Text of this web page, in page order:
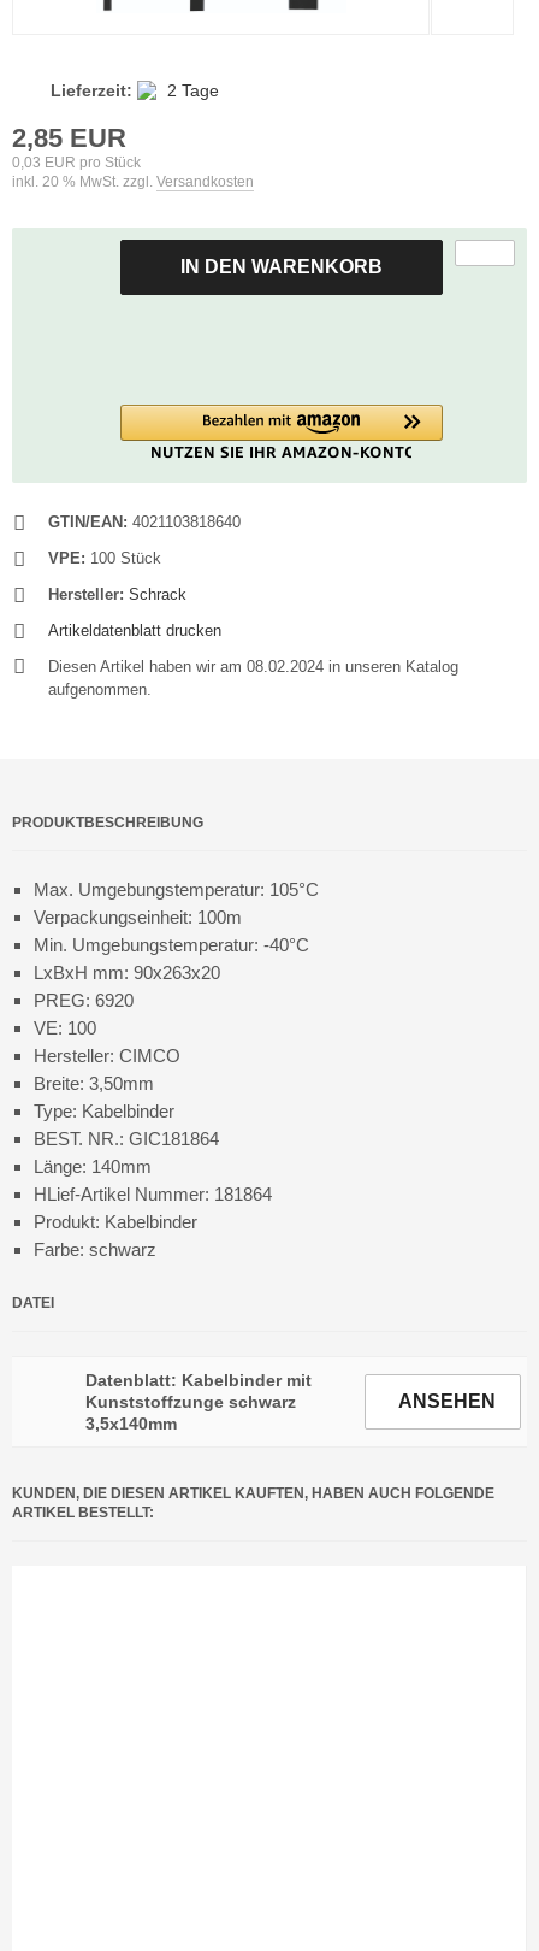
Lieferzeit: 2 Tage
2,85 EUR
0,03 EUR pro Stück
inkl. 20 % MwSt. zzgl. Versandkosten
IN DEN WARENKORB
GTIN/EAN: 4021103818640
VPE: 100 Stück
Hersteller: Schrack
Artikeldatenblatt drucken
Diesen Artikel haben wir am 08.02.2024 in unseren Katalog
aufgenommen.
PRODUKTBESCHREIBUNG
Max. Umgebungstemperatur: 105°C
Verpackungseinheit: 100m
Min. Umgebungstemperatur: -40°C
LxBxH mm: 90x263x20
PREG: 6920
VE: 100
Hersteller: CIMCO
Breite: 3,50mm
Type: Kabelbinder
BEST. NR.: GIC181864
Länge: 140mm
HLief-Artikel Nummer: 181864
Produkt: Kabelbinder
Farbe: schwarz
DATEI
Datenblatt: Kabelbinder mit
Kunststoffzunge schwarz
3,5x140mm
ANSEHEN
KUNDEN, DIE DIESEN ARTIKEL KAUFTEN, HABEN AUCH FOLGENDE
ARTIKEL BESTELLT: